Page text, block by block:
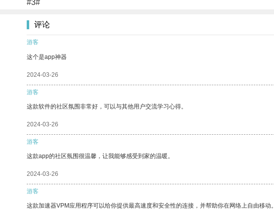
#3#
评论
游客
这个是app神器
2024-03-26
游客
这款软件的社区氛围非常好，可以与其他用户交流学习心得。
2024-03-26
游客
这款app的社区氛围很温馨，让我能够感受到家的温暖。
2024-03-26
游客
这款加速器VPM应用程序可以给你提供最高速度和安全性的连接，并帮助你在网络上自由移动。